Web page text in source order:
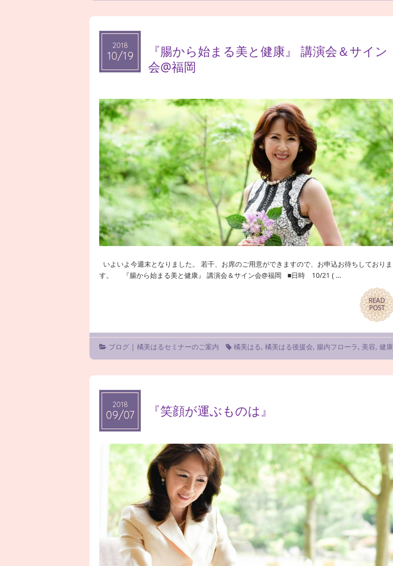
2018
10/19
2018
10/19
『腸から始まる美と健康』 講演会＆サイン
会@福岡
いよいよ今週末となりました。 若干、お席のご用意ができますので、お申込お待ちしておりま
す。 『腸から始まる美と健康』 講演会＆サイン会@福岡 ■日時 10/21 ( …
READ
POST
READ
POST
ブログ |橘美はるセミナーのご案内 橘美はる,橘美はる後援会, 腸内フローラ, 美容,健康
2018
09/07
2018
09/07 『笑顔が運ぶものは』